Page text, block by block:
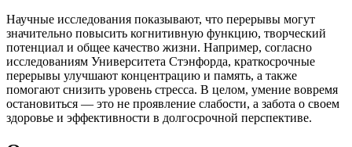
Научные исследования показывают, что перерывы могут
значительно повысить когнитивную функцию, творческий
потенциал и общее качество жизни. Например, согласно
исследованиям Университета Стэнфорда, краткосрочные
перерывы улучшают концентрацию и память, а также
помогают снизить уровень стресса. В целом, умение вовремя
остановиться — это не проявление слабости, а забота о своем
здоровье и эффективности в долгосрочной перспективе.